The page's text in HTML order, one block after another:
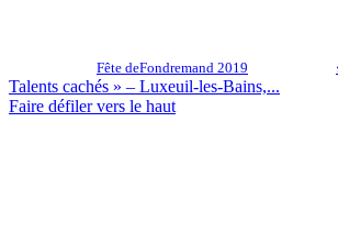
Fête deFondremand 2019
Talents cachés » – Luxeuil-les-Bains,...
Faire défiler vers le haut